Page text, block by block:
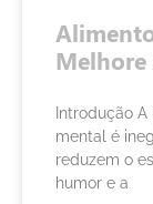
Melhore
Introdução
mental é
reduzem o
humor e a